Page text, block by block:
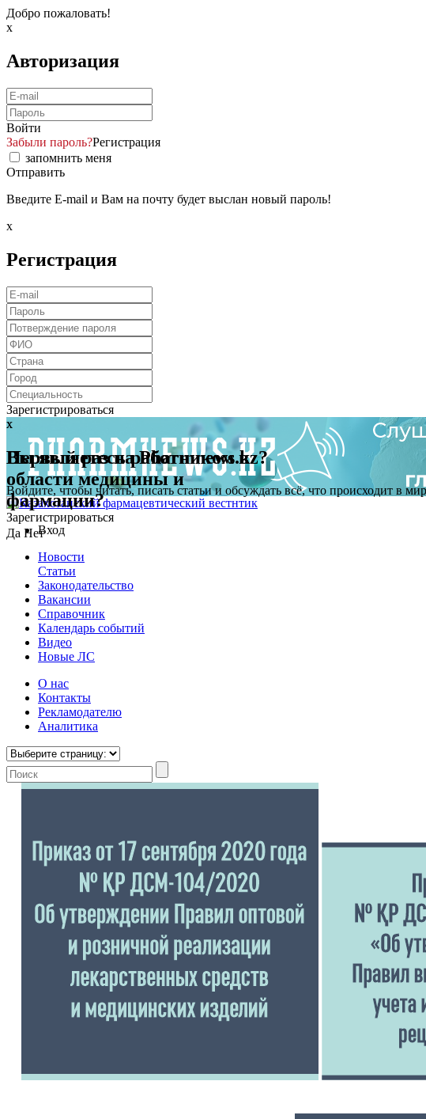
Добро пожаловать!
x
Авторизация
Войти
Забыли пароль?Регистрация
запомнить меня
Отправить
Введите E-mail и Вам на почту будет выслан новый пароль!
x
Регистрация
Зарегистрироваться
x
Первый раз на Pharmnews.kz?
Войдите, чтобы читать, писать статьи и обсуждать всё, что происходит в
Зарегистрироваться
x
Вы являетесь работником в
области медицины и
фармации?
Да НетВход
Новости
Статьи
Законодательство
Вакансии
Справочник
Календарь событий
Видео
Новые ЛС
О нас
Контакты
Рекламодателю
Аналитика